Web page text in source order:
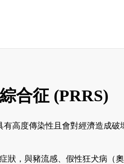
合征 (PRRS)
有高度傳染性且會對經濟造成
狀，與豬流感、假性狂犬病（